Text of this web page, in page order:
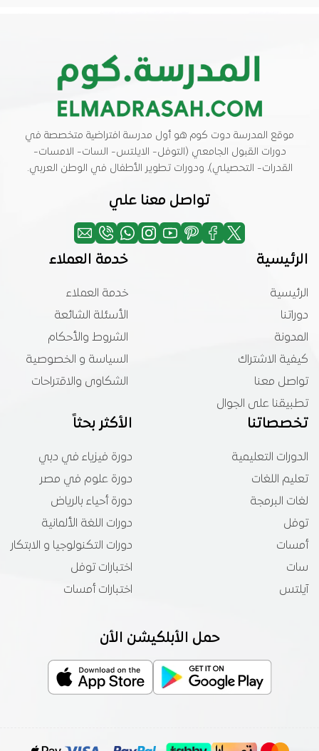
موقع المدرسة دوت كوم هو أول مدرسة افتراضية متخصصة في
دورات القبول الجامعي (التوفل- الايلتس- السات- الامسات-
القدرات- التحصيلي)، ودورات تطوير الأطفال في الوطن العربي.
تواصل معنا علي
الرئيسية
الرئيسية
دوراتنا
المدونة
كيفية الاشتراك
تواصل معنا
تطبيقنا على الجوال
خدمة العملاء
خدمة العملاء
الأسئلة الشائعة
الشروط والأحكام
السياسة و الخصوصية
الشكاوى والاقتراحات
تخصصاتنا
الدورات التعليمية
تعليم اللغات
لغات البرمجة
توفل
أمسات
سات
آيلتس
الأكثر بحثاً
دورة فيزياء في دبي
دورة علوم في مصر
دورة أحياء بالرياض
دورات اللغة الألمانية
دورات التكنولوجيا و الابتكار
اختبارات توفل
اختبارات أمسات
حمل الأبلكيشن الأن